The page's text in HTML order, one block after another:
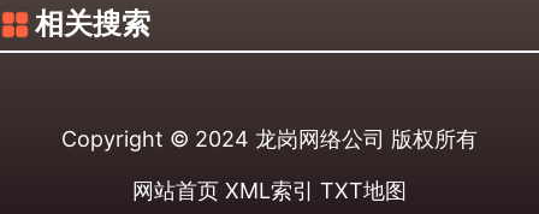
相关搜索
Copyright © 2024 龙岗网络公司 版权所有
网站首页 XML索引 TXT地图